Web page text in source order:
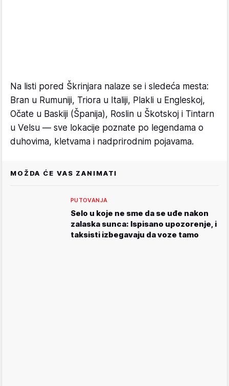
Na listi pored Škrinjara nalaze se i sledeća mesta:
Bran u Rumuniji, Triora u Italiji, Plakli u Engleskoj,
Očate u Baskiji (Španija), Roslin u Škotskoj i Tintarn
u Velsu — sve lokacije poznate po legendama o
duhovima, kletvama i nadprirodnim pojavama.
MOŽDA ĆE VAS ZANIMATI
PUTOVANJA
Selo u koje ne sme da se uđe nakon
zalaska sunca: Ispisano upozorenje, i
taksisti izbegavaju da voze tamo